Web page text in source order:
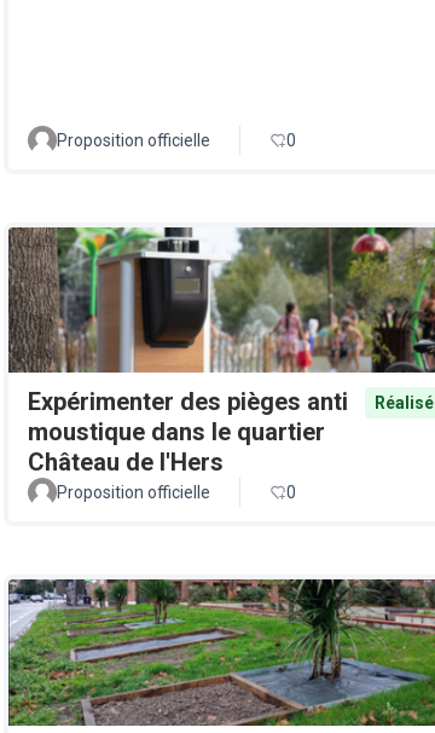
Proposition officielle 0
Expérimenter des pièges anti
moustique dans le quartier
Château de l'Hers
Réalisé
Proposition officielle 0